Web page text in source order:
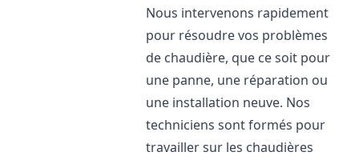
Nous intervenons rapidement
pour résoudre vos problèmes
de chaudière, que ce soit pour
une panne, une réparation ou
une installation neuve. Nos
techniciens sont formés pour
travailler sur les chaudières